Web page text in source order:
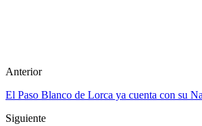
Anterior
El Paso Blanco de Lorca ya cuenta con su
Siguiente